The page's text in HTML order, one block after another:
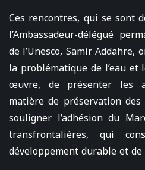
Ces rencontres, qui se sont
l’Ambassadeur-délégué
de l’Unesco, Samir Addahre,
la problématique de l’eau
œuvre, de présenter les
matière de préservation
souligner l’adhésion du
transfrontalières, qui
développement durable et de